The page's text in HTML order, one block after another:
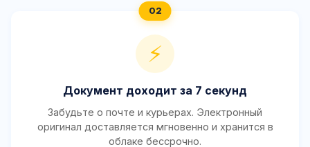
⚡
Документ доходит за 7 секунд
Забудьте о почте и курьерах. Электронный
оригинал доставляется мгновенно и хранится в
облаке бессрочно.